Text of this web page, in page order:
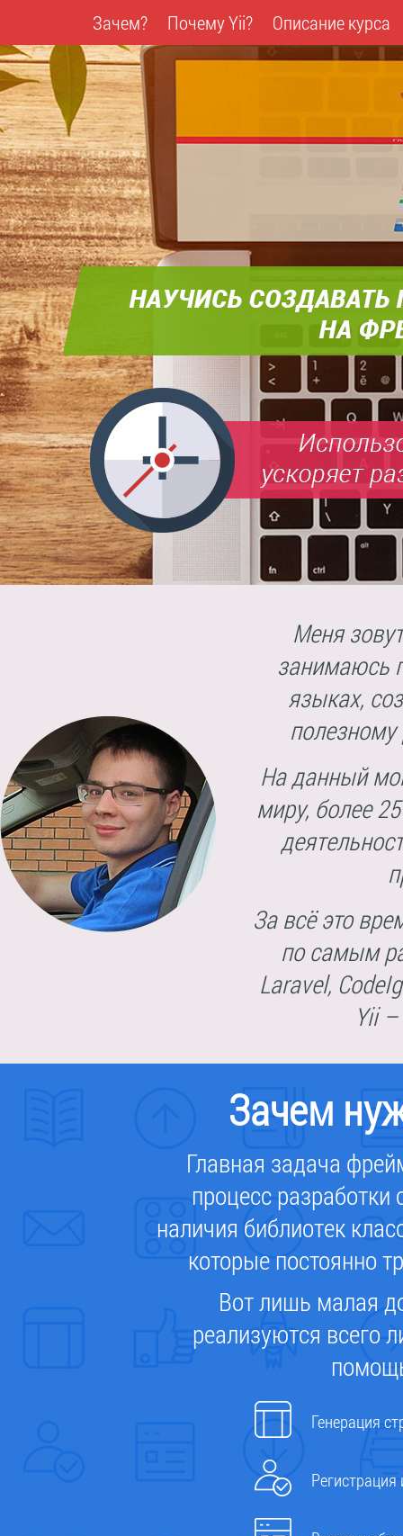
Зачем? Почему Yii? Описание курса
Меня
занимаюсь
языках,
полезному
На данный
миру, более
За всё это
по самым
Laravel,
Yii
Зачем
Главная задача
процесс разработки
наличия библиотек
которые постоянно
Вот лишь малая
реализуются всего
Генерация